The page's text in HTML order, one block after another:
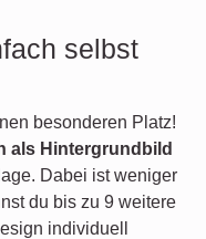
selbst
besonderen Platz!
als Hintergrundbild
Dabei ist weniger
du bis zu 9 weitere
individuell